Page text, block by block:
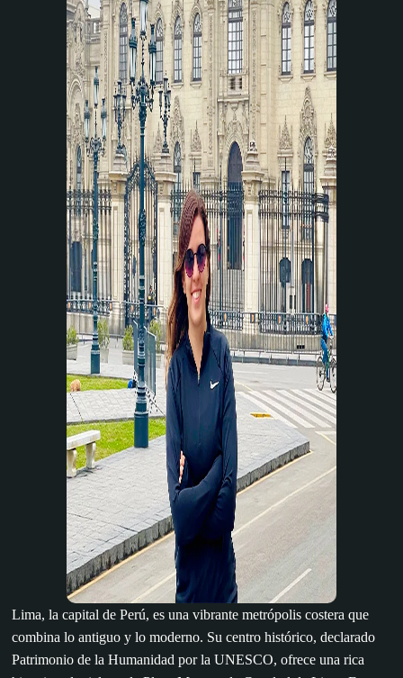
Lima, la capital de Perú, es una vibrante metrópolis costera que
combina lo antiguo y lo moderno. Su centro histórico, declarado
Patrimonio de la Humanidad por la UNESCO, ofrece una rica